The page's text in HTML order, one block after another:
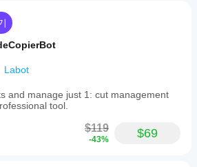
중 선택할 수 있습니다.
리:
스톱, 브레이크이븐 스톱을 별도로
.
필터:
렌드, RSI 확인, ADX 범위 필터를
이드 모드: 수동 또는 ATR 기반 "강
능성:
다양한 매개변수로 여러 상품
Labot
and manage just 1: cut management
tool.
$119
-43% $69